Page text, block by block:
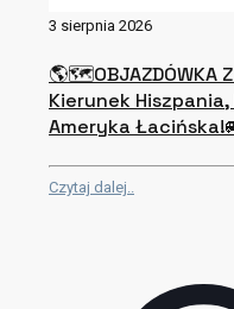
3 sierpnia 2026
🌎🗺OBJAZDÓWKA Z
Kierunek
Ameryka
Czytaj dalej..